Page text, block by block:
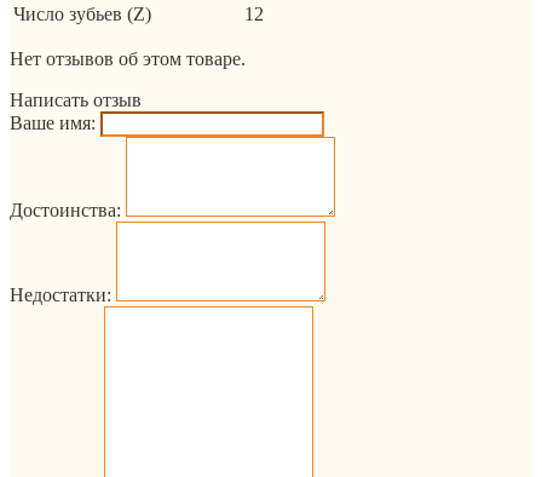
Число зубьев (Z)
12
Нет отзывов об этом товаре.
Написать отзыв
Ваше имя:
Достоинства:
Недостатки: